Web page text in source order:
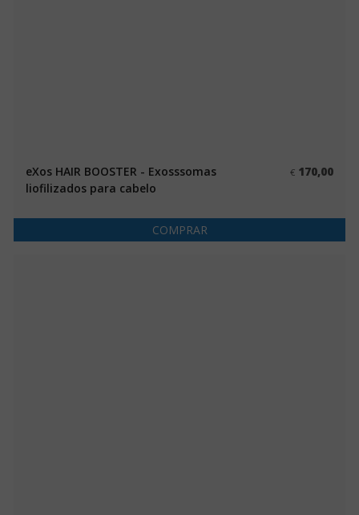
eXos HAIR BOOSTER - Exosssomas
liofilizados para cabelo
€ 170,00
COMPRAR